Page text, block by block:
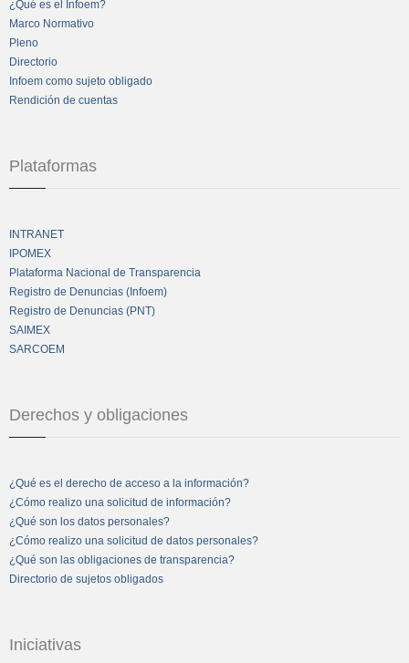
¿Qué es el Infoem?
Marco Normativo
Pleno
Directorio
Infoem como sujeto obligado
Rendición de cuentas
Plataformas
INTRANET
IPOMEX
Plataforma Nacional de Transparencia
Registro de Denuncias (Infoem)
Registro de Denuncias (PNT)
SAIMEX
SARCOEM
Derechos y obligaciones
¿Qué es el derecho de acceso a la información?
¿Cómo realizo una solicitud de información?
¿Qué son los datos personales?
¿Cómo realizo una solicitud de datos personales?
¿Qué son las obligaciones de transparencia?
Directorio de sujetos obligados
Iniciativas